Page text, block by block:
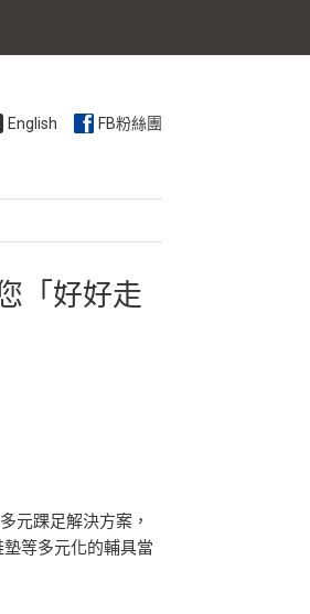
English FB粉絲團
「好好走
元踝足解決方案，
等多元化的輔具當